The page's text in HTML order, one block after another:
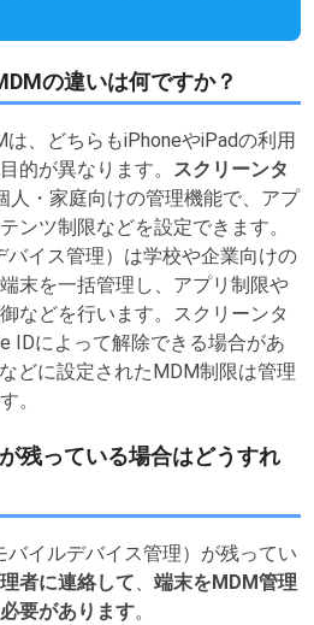
の違いは何ですか？
、どちらもiPhoneやiPadの利用
的が異なります。 スクリーンタ
人・家庭向けの管理機能で、アプ
ンツ制限などを設定できます。
イス管理）は学校や企業向けの
末を一括管理し、アプリ制限や
などを行います。スクリーンタ
IDによって解除できる場合があ
どに設定されたMDM制限は管理
。
残っている場合はどうすれ
イルデバイス管理）が残ってい
者に連絡して、端末をMDM管理
要があります。